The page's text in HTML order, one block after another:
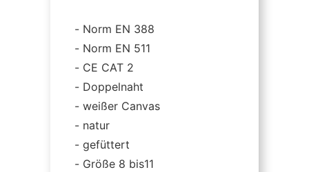
Norm EN 388
Norm EN 511
CE CAT 2
Doppelnaht
weißer Canvas
natur
gefüttert
Größe 8 bis11